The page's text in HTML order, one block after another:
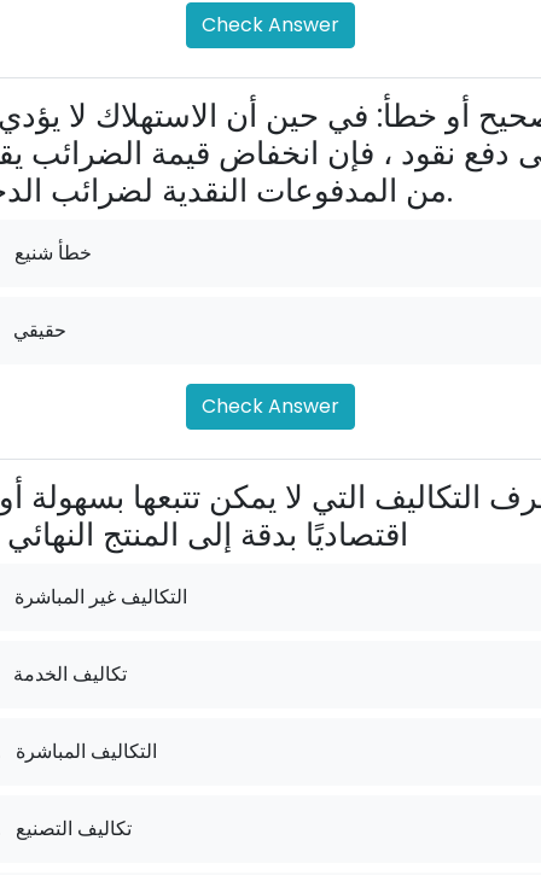
Check Answer
دفع نقود ، فإن انخفاض قيمة الضرائب
من المدفوعات النقدية لضرائب الدخل.
خطأ شنيع
حقيقي
Check Answer
اقتصاديًا بدقة إلى المنتج
التكاليف غير المباشرة
تكاليف الخدمة
التكاليف المباشرة
تكاليف التصنيع